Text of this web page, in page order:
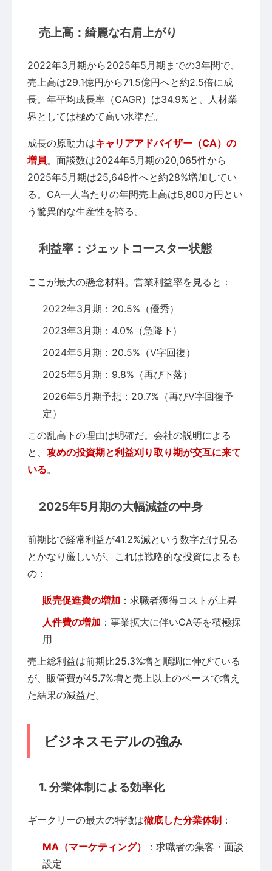
売上高：綺麗な右肩上がり
2022年3月期から2025年5月期までの3年間で、
売上高は29.1億円から71.5億円へと約2.5倍に成
長。年平均成長率（CAGR）は34.9%と、人材業
界としては極めて高い水準だ。
成長の原動力はキャリアアドバイザー（CA）の
増員。面談数は2024年5月期の20,065件から
2025年5月期は25,648件へと約28%増加してい
る。CA一人当たりの年間売上高は8,800万円とい
う驚異的な生産性を誇る。
利益率：ジェットコースター状態
ここが最大の懸念材料。営業利益率を見ると：
2022年3月期：20.5%（優秀）
2023年3月期：4.0%（急降下）
2024年5月期：20.5%（V字回復）
2025年5月期：9.8%（再び下落）
2026年5月期予想：20.7%（再びV字回復予
定）
この乱高下の理由は明確だ。会社の説明による
と、 攻めの投資期と利益刈り取り期が交互に来て
いる。
2025年5月期の大幅減益の中身
前期比で経常利益が41.2%減という数字だけ見る
とかなり厳しいが、これは戦略的な投資によるも
の：
販売促進費の増加 ：求職者獲得コストが上昇
人件費の増加 ：事業拡大に伴いCA等を積極採
用
売上総利益は前期比25.3%増と順調に伸びている
が、販管費が45.7%増と売上以上のペースで増え
た結果の減益だ。
ビジネスモデルの強み
1. 分業体制による効率化
ギークリーの最大の特徴は徹底した分業体制 ：
MA（マーケティング）
：求職者の集客・面談
設定